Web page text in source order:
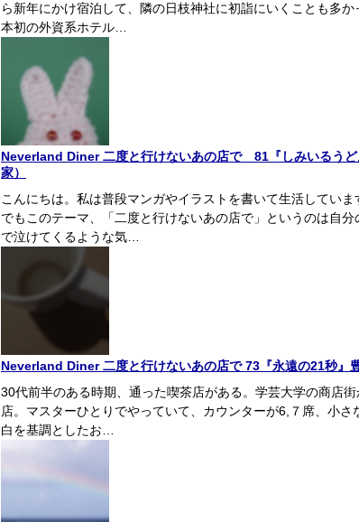
ら新年にかけ宿泊して、隣の日枝神社に初詣にいくことも多
本初の外資系ホテル…
Neverland Diner 二度と行けないあの店で 81『しみいるうど
家）
こんにちは。私は普段マンガやイラストを書いて生活していま
でもこのテーマ、「二度と行けないあの店で」というのは自
で泣けてくるような気…
Neverland Diner 二度と行けないあの店で 73『永遠の21秒』
30代前半のある時期、通った喫茶店がある。学芸大学の商店
店。マスターひとりでやっていて、カウンターが6,７席、小
白を基調としたお…